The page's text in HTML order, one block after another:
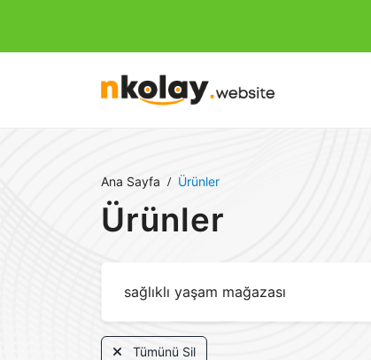
Ana Sayfa Ürünler
Ürünler
Tümünü Sil